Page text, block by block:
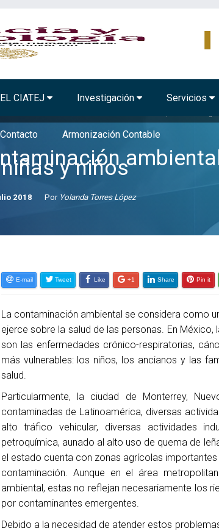
EL CIATEJ Investigación Servicios
Contacto Armonización Contable
y niños
2018 Por Yolanda Torres López
E-mail Tweet Like +1 Share Pin it
La contaminación ambiental se considera como
ejerce sobre la salud de las personas. En
son las enfermedades crónico-respiratorias,
más vulnerables: los niños, los ancianos y las
salud.
Particularmente, la ciudad de Monterrey,
contaminadas de Latinoamérica, diversas
alto tráfico vehicular, diversas actividades
petroquímica, aunado al alto uso de quema de
el estado cuenta con zonas agrícolas
contaminación. Aunque en el área
ambiental, estas no reflejan necesariamente los
por contaminantes emergentes.
Debido a la necesidad de atender estos